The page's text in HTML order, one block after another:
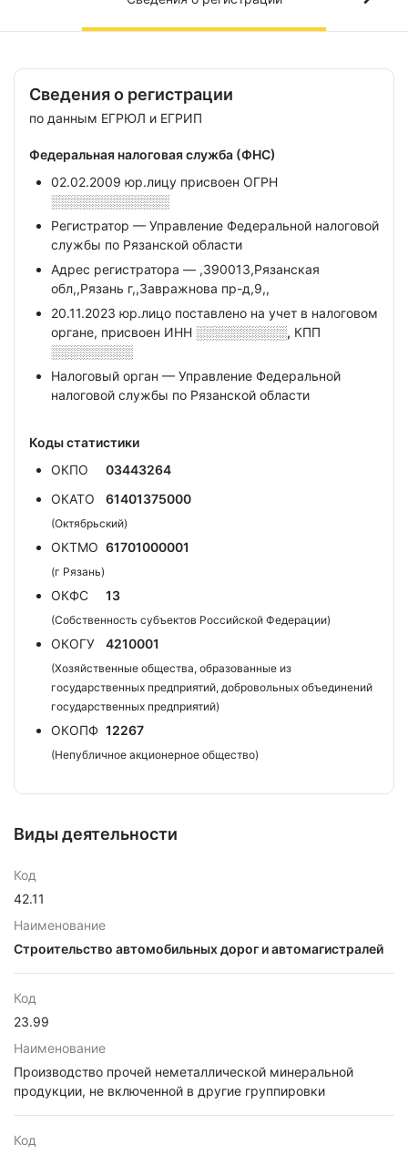
Сведения о регистрации
по данным ЕГРЮЛ и ЕГРИП
Федеральная налоговая служба (ФНС)
02.02.2009 юр.лицу присвоен ОГРН
░░░░░░░░░░░░░
Регистратор — Управление Федеральной налоговой
службы по Рязанской области
Адрес регистратора — ,390013,Рязанская
обл,,Рязань г,,Завражнова пр-д,9,,
20.11.2023 юр.лицо поставлено на учет в налоговом
органе, присвоен ИНН ░░░░░░░░░░, КПП
░░░░░░░░░
Налоговый орган — Управление Федеральной
налоговой службы по Рязанской области
Коды статистики
ОКПО
03443264
ОКАТО
61401375000
(Октябрьский)
ОКТМО 61701000001
(г Рязань)
ОКФС 13
(Собственность субъектов Российской Федерации)
ОКОГУ 4210001
(Хозяйственные общества, образованные из
государственных предприятий, добровольных объединений
государственных предприятий)
ОКОПФ 12267
(Непубличное акционерное общество)
Виды деятельности
Код
42.11
Наименование
Строительство автомобильных дорог и автомагистралей
Код
23.99
Наименование
Производство прочей неметаллической минеральной
продукции, не включенной в другие группировки
Код